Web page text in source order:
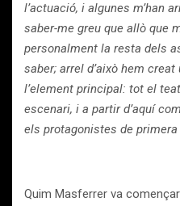
l’actuació, i algunes m’han
saber-me greu que allò que
personalment la resta dels
saber; arrel d’això hem
l’element principal: tot el
escenari, i a partir d’aquí
els protagonistes de primera
Quim Masferrer va